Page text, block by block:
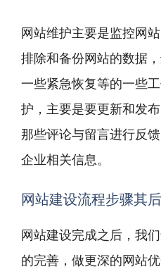
网站维护主要是监控网
排除和备份网站的数据
一些紧急恢复等的一些
护，主要是要更新和发
那些评论与留言进行反
企业相关信息。
网站建设流程步骤其
网站建设完成之后，我
的完善，做更深的网站